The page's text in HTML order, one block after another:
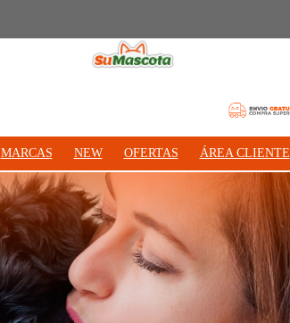
MARCAS NEW OFERTAS ÁREA CLIENTE